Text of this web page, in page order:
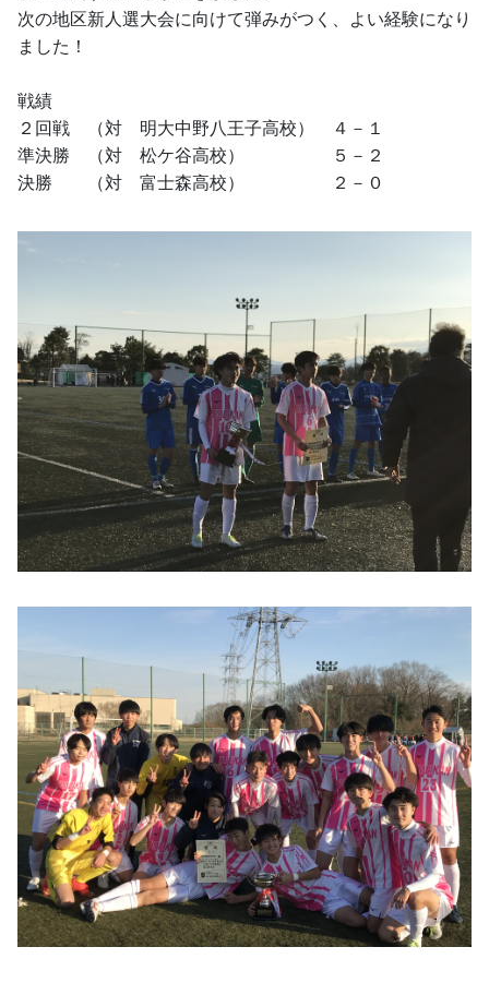
次の地区新人選大会に向けて弾みがつく、よい経験になり
ました！
戦績
２回戦　（対　明大中野八王子高校）　４－１
準決勝　（対　松ケ谷高校）　　　　　５－２
決勝　　（対　富士森高校）　　　　　２－０